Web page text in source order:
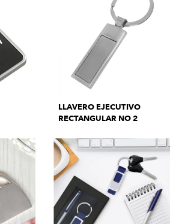
LLAVERO EJECUTIVO
RECTANGULAR NO 2